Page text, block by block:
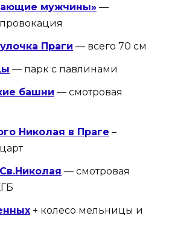
мужчины» —
Праги — всего 70 см
— парк с павлинами
башни — смотровая
Николая в Праге –
— смотровая
+ колесо мельницы и